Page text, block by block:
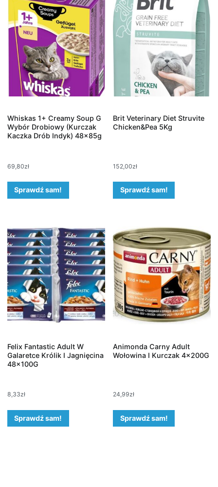
Whiskas 1+ Creamy Soup G
Wybór Drobiowy (Kurczak
Kaczka Drób Indyk) 48x85g
69,80zł
Sprawdź sam!
Brit Veterinary Diet Struvite
Chicken&Pea 5Kg
152,00zł
Sprawdź sam!
Felix Fantastic Adult W
Galaretce Królik I Jagnięcina
48x100G
8,33zł
Sprawdź sam!
Animonda Carny Adult
Wołowina I Kurczak 4x200G
24,99zł
Sprawdź sam!